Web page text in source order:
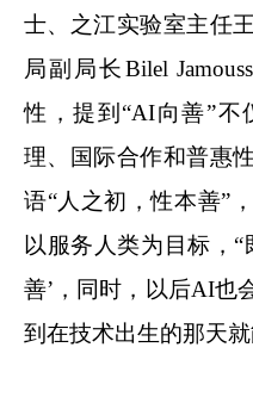
士、之江实验室主任
局副局长Bilel
性，提到“AI向善”
理、国际合作和普惠
语“人之初，性本善”
以服务人类为目标，
善’，同时，以后AI也
到在技术出生的那天就